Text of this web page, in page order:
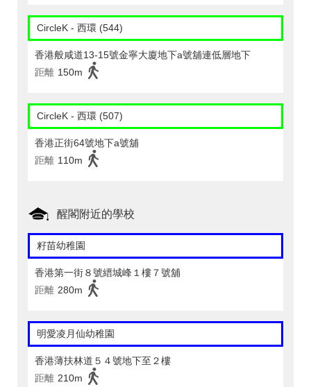
CircleK - 西環 (544)
香港般咸道13-15號金寧大廈地下a號舖連低層地下
距離 150m
CircleK - 西環 (507)
香港正街64號地下a號舖
距離 110m
醒閣附近的學校
籽苗幼稚園
香港第一街８號縉城峰１樓７號舖
距離 280m
明愛凌月仙幼稚園
香港薄扶林道５４號地下至２樓
距離 210m